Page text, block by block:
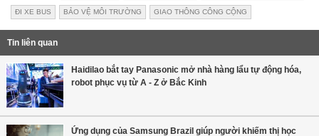
ĐI XE BUS BẢO VỆ MÔI TRƯỜNG GIAO THÔNG CÔNG CỘNG
Tin liên quan
Haidilao bắt tay Panasonic mở nhà hàng lẩu tự động hóa,
robot phục vụ từ A - Z ở Bắc Kinh
Ứng dụng của Samsung Brazil giúp người khiếm thị học